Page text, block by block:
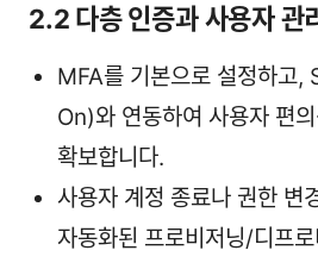
2.2 다층 인증과 사용자 관
MFA를 기본으로 설정하
On)와 연동하여 사용자 편
확보합니다.
사용자 계정 종료나 권한 변
자동화된 프로비저닝/디프